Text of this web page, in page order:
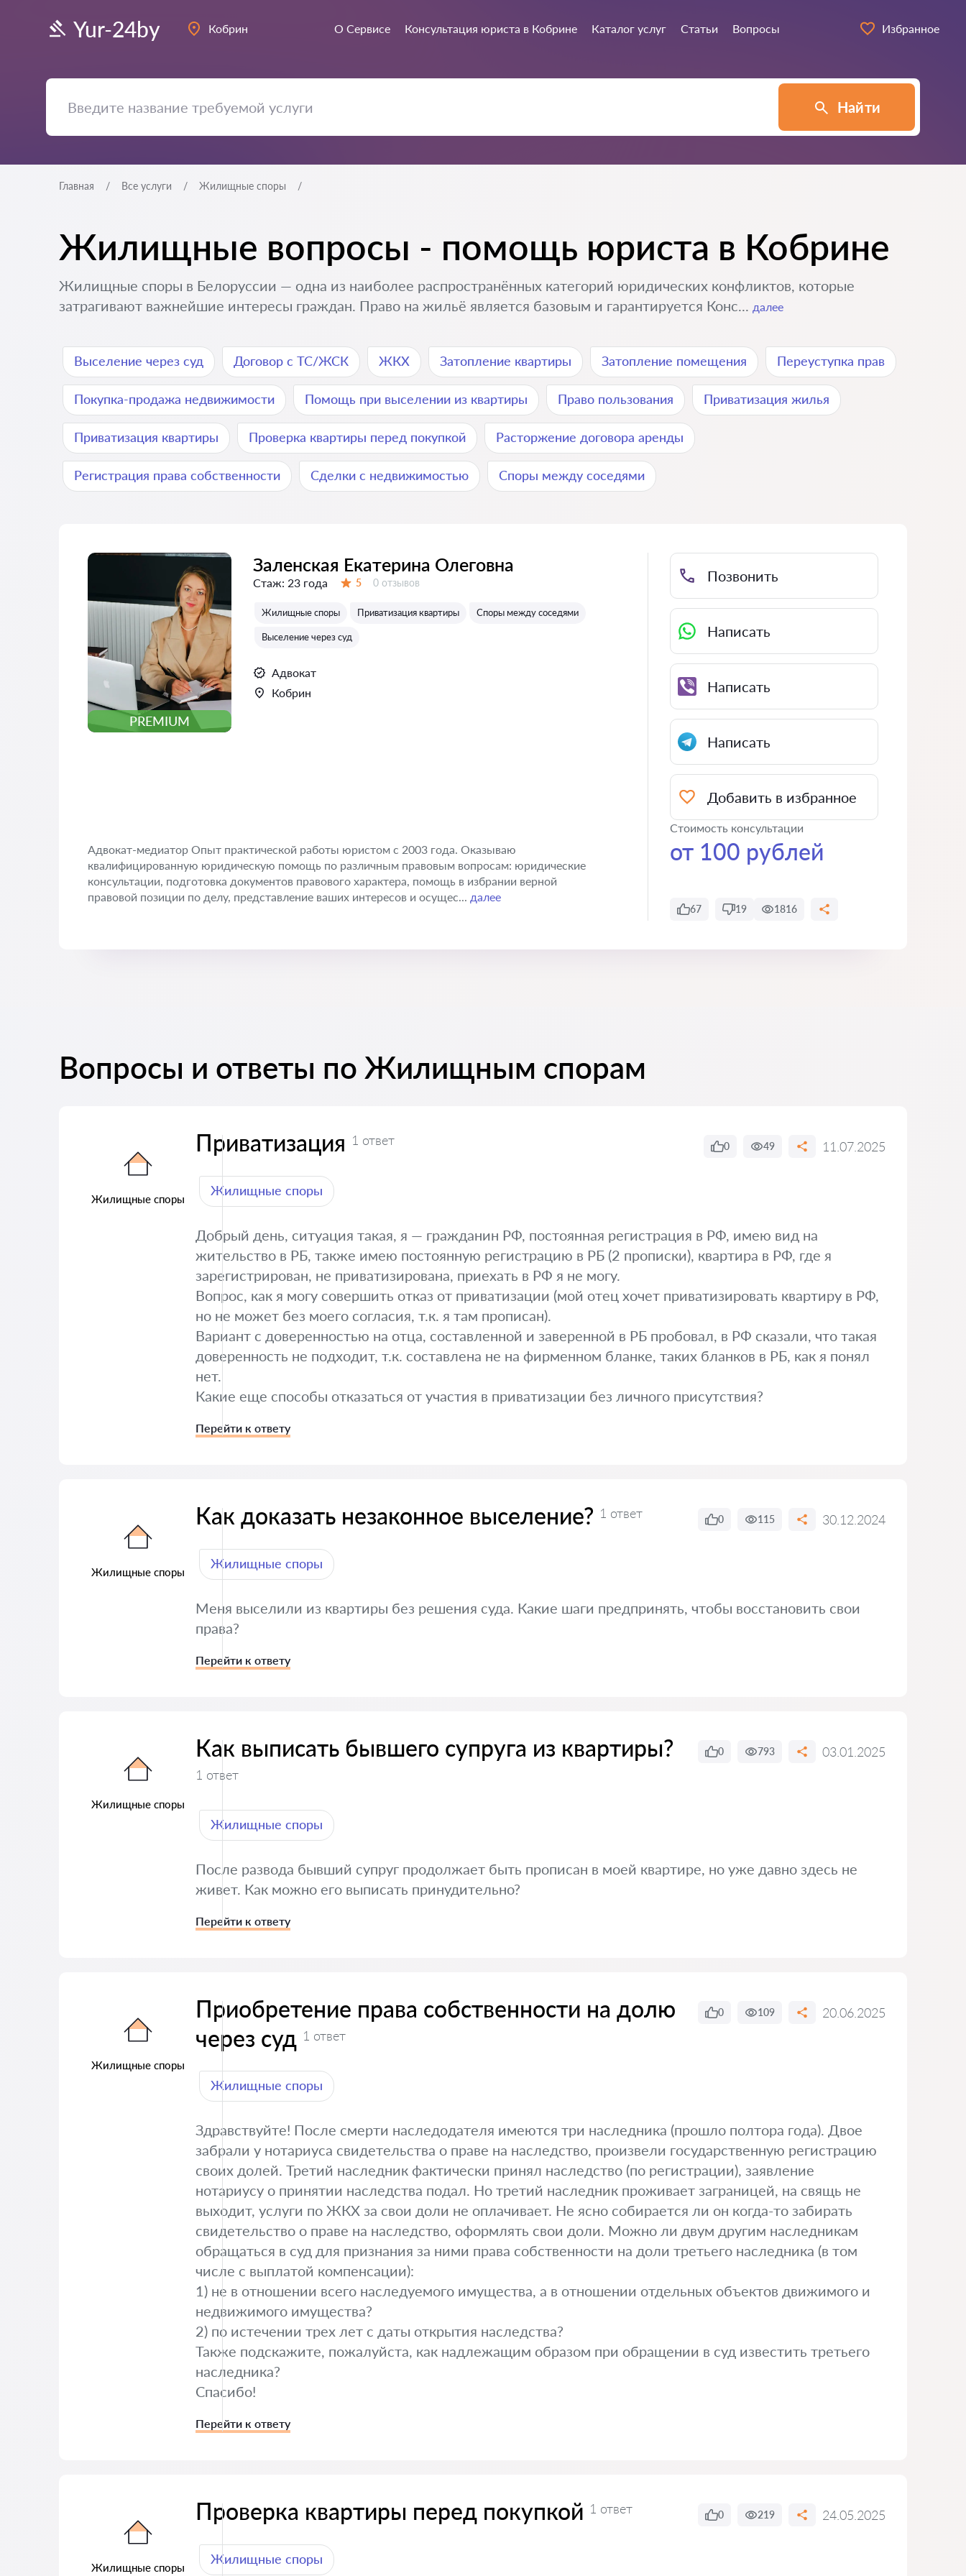
Yur-24by Кобрин О Сервисе Консультация юриста в Кобрине Каталог услуг Статьи Вопросы Избранное
Найти
Главная Все услуги Жилищные споры
Жилищные вопросы - помощь юриста в Кобрине
Жилищные споры в Белоруссии — одна из наиболее распространённых категорий юридических конфликтов, которые
затрагивают важнейшие интересы граждан. Право на жильё является базовым и гарантируется Конс... далее
Выселение через суд Договор c ТС/ЖСК ЖКХ Затопление квартиры Затопление помещения Переуступка прав
Покупка-продажа недвижимости Помощь при выселении из квартиры Право пользования Приватизация жилья
Приватизация квартиры Проверка квартиры перед покупкой Расторжение договора аренды
Регистрация права собственности Сделки с недвижимостью Споры между соседями
PREMIUM
Заленская Екатерина Олеговна
Стаж: 23 года 5 Отзывов:
0 отзывов
Жилищные споры Приватизация квартиры Споры между соседями
Выселение через суд
Адвокат
Кобрин
Адвокат-медиатор Опыт практической работы юристом с 2003 года. Оказываю
квалифицированную юридическую помощь по различным правовым вопросам: юридические
консультации, подготовка документов правового характера, помощь в избрании верной
правовой позиции по делу, представление ваших интересов и осущес... далее
Позвонить
Написать
Написать
Написать
Добавить в избранное
Стоимость консультации
от 100 рублей
67 19 1816
Вопросы и ответы по Жилищным спорам
Жилищные споры
Приватизация 1 ответ 0 49 11.07.2025
Жилищные споры
Добрый день, ситуация такая, я — гражданин РФ, постоянная регистрация в РФ, имею вид на
жительство в РБ, также имею постоянную регистрацию в РБ (2 прописки), квартира в РФ, где я
зарегистрирован, не приватизирована, приехать в РФ я не могу.
Вопрос, как я могу совершить отказ от приватизации (мой отец хочет приватизировать квартиру в РФ,
но не может без моего согласия, т.к. я там прописан).
Вариант с доверенностью на отца, составленной и заверенной в РБ пробовал, в РФ сказали, что такая
доверенность не подходит, т.к. составлена не на фирменном бланке, таких бланков в РБ, как я понял
нет.
Какие еще способы отказаться от участия в приватизации без личного присутствия?
Перейти к ответу
Жилищные споры
Как доказать незаконное выселение? 1 ответ 0 115 30.12.2024
Жилищные споры
Меня выселили из квартиры без решения суда. Какие шаги предпринять, чтобы восстановить свои
права?
Перейти к ответу
Жилищные споры
Как выписать бывшего супруга из квартиры?
1 ответ
0 793 03.01.2025
Жилищные споры
После развода бывший супруг продолжает быть прописан в моей квартире, но уже давно здесь не
живет. Как можно его выписать принудительно?
Перейти к ответу
Жилищные споры
Приобретение права собственности на долю
через суд 1 ответ
0 109 20.06.2025
Жилищные споры
Здравствуйте! После смерти наследодателя имеются три наследника (прошло полтора года). Двое
забрали у нотариуса свидетельства о праве на наследство, произвели государственную регистрацию
своих долей. Третий наследник фактически принял наследство (по регистрации), заявление
нотариусу о принятии наследства подал. Но третий наследник проживает заграницей, на свящь не
выходит, услуги по ЖКХ за свои доли не оплачивает. Не ясно собирается ли он когда-то забирать
свидетельство о праве на наследство, оформлять свои доли. Можно ли двум другим наследникам
обращаться в суд для признания за ними права собственности на доли третьего наследника (в том
числе с выплатой компенсации):
1) не в отношении всего наследуемого имущества, а в отношении отдельных объектов движимого и
недвижимого имущества?
2) по истечении трех лет с даты открытия наследства?
Также подскажите, пожалуйста, как надлежащим образом при обращении в суд известить третьего
наследника?
Спасибо!
Перейти к ответу
Жилищные споры
Проверка квартиры перед покупкой 1 ответ 0 219 24.05.2025
Жилищные споры